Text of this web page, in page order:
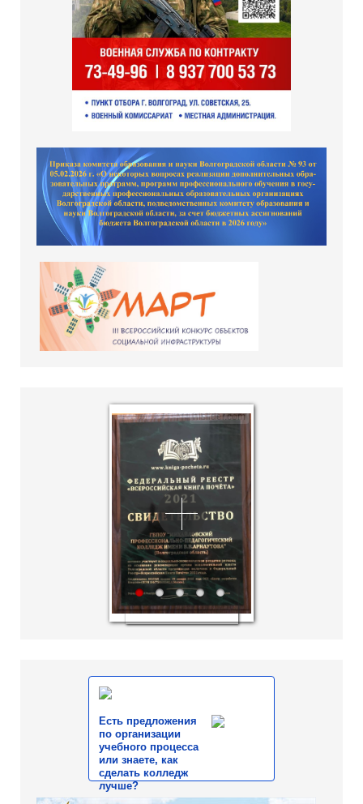
1 2 3 4 5
hislider.com
Есть предложения
по организации
учебного процесса
или знаете, как
сделать колледж
лучше?